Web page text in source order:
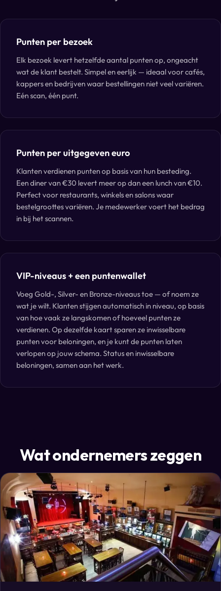
Punten per bezoek
Elk bezoek levert hetzelfde aantal punten op, ongeacht
wat de klant bestelt. Simpel en eerlijk — ideaal voor cafés,
kappers en bedrijven waar bestellingen niet veel variëren.
Eén scan, één punt.
Punten per uitgegeven euro
Klanten verdienen punten op basis van hun besteding.
Een diner van €30 levert meer op dan een lunch van €10.
Perfect voor restaurants, winkels en salons waar
bestelgroottes variëren. Je medewerker voert het bedrag
in bij het scannen.
VIP-niveaus + een puntenwallet
Voeg Gold-, Silver- en Bronze-niveaus toe — of noem ze
wat je wilt. Klanten stijgen automatisch in niveau, op basis
van hoe vaak ze langskomen of hoeveel punten ze
verdienen. Op dezelfde kaart sparen ze inwisselbare
punten voor beloningen, en je kunt de punten laten
verlopen op jouw schema. Status en inwisselbare
beloningen, samen aan het werk.
Wat ondernemers zeggen